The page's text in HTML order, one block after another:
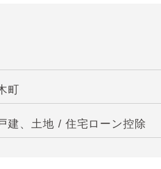
、土地 / 住宅ローン控除